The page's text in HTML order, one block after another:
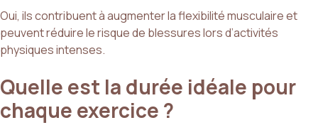
Oui, ils contribuent à augmenter la flexibilité musculaire et
peuvent réduire le risque de blessures lors d’activités
physiques intenses.
Quelle est la durée idéale pour
chaque exercice ?